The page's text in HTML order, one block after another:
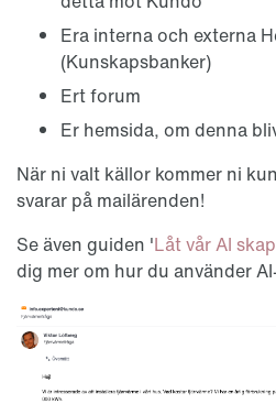
Era interna och externa
(Kunskapsbanker)
Ert forum
Er hemsida, om denna
När ni valt källor kommer ni
svarar på mailärenden!
Se även guiden 'Låt vår AI
dig mer om hur du använder